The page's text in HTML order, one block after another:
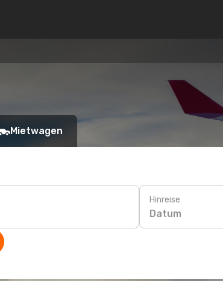
Mietwagen
Hinreise
Datum